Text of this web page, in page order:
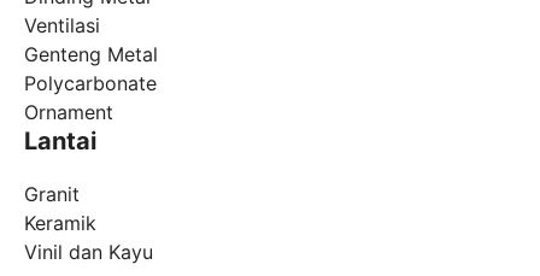
Ventilasi
Genteng Metal
Polycarbonate
Ornament
Lantai
Granit
Keramik
Vinil dan Kayu